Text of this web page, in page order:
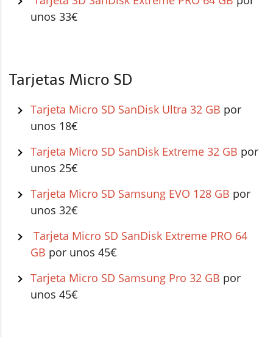
unos 33€
Tarjetas Micro SD
Tarjeta Micro SD SanDisk Ultra 32 GB por
unos 18€
Tarjeta Micro SD SanDisk Extreme 32 GB por
unos 25€
Tarjeta Micro SD Samsung EVO 128 GB por
unos 32€
Tarjeta Micro SD SanDisk Extreme PRO 64
GB por unos 45€
Tarjeta Micro SD Samsung Pro 32 GB por
unos 45€